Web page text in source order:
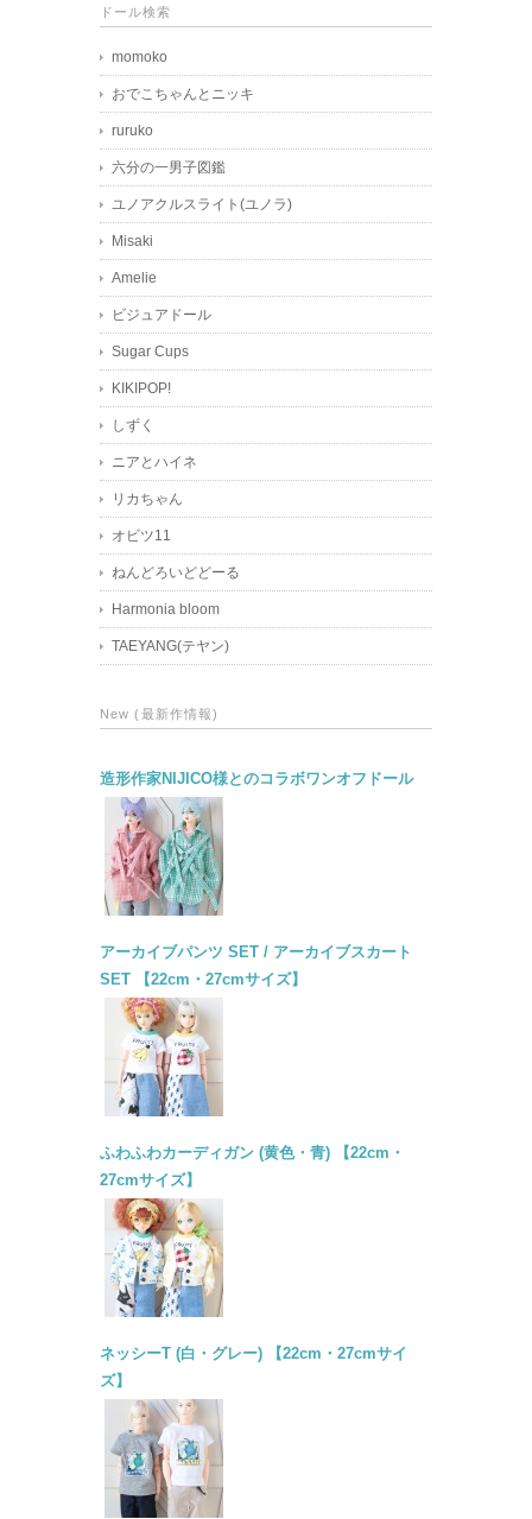
ドール検索
momoko
おでこちゃんとニッキ
ruruko
六分の一男子図鑑
ユノアクルスライト(ユノラ)
Misaki
Amelie
ビジュアドール
Sugar Cups
KIKIPOP!
しずく
ニアとハイネ
リカちゃん
オビツ11
ねんどろいどどーる
Harmonia bloom
TAEYANG(テヤン)
New (最新作情報)
造形作家NIJICO様とのコラボワンオフドール
アーカイブパンツ SET / アーカイブスカート
SET 【22cm・27cmサイズ】
ふわふわカーディガン (黄色・青) 【22cm・
27cmサイズ】
ネッシーT (白・グレー) 【22cm・27cmサイ
ズ】